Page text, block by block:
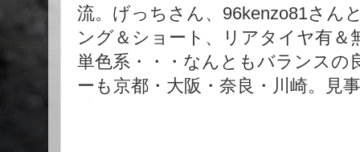
流。げっちさん、96kenzo81さん
ング＆ショート、リアタイヤ有＆
単色系・・・なんともバランスの
ーも京都・大阪・奈良・川崎。見